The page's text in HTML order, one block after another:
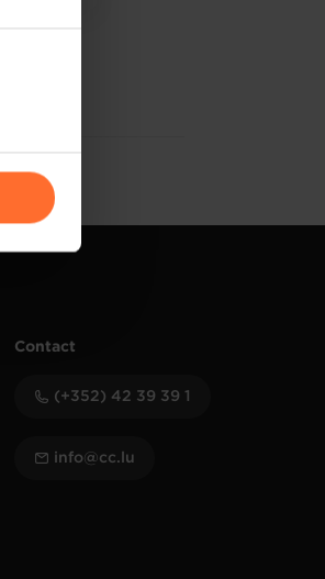
Contact
(+352) 42 39 39 1
info@cc.lu